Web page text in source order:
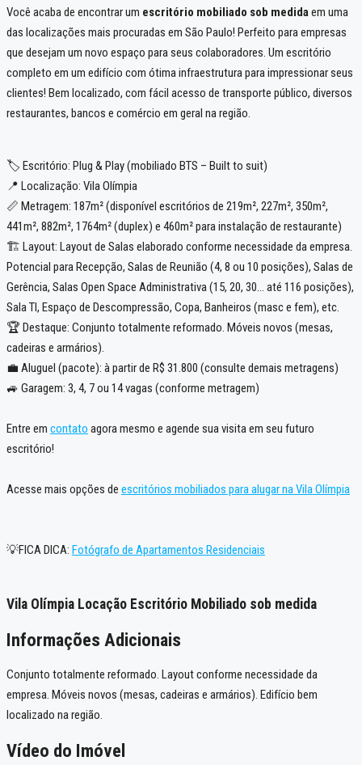
Você acaba de encontrar um escritório mobiliado sob medida em uma
das localizações mais procuradas em São Paulo! Perfeito para empresas
que desejam um novo espaço para seus colaboradores. Um escritório
completo em um edifício com ótima infraestrutura para impressionar seus
clientes! Bem localizado, com fácil acesso de transporte público, diversos
restaurantes, bancos e comércio em geral na região.
🏷️ Escritório: Plug & Play (mobiliado BTS – Built to suit)
📍 Localização: Vila Olímpia
📏 Metragem: 187m² (disponível escritórios de 219m², 227m², 350m²,
441m², 882m², 1764m² (duplex) e 460m² para instalação de restaurante)
🏗️ Layout: Layout de Salas elaborado conforme necessidade da empresa.
Potencial para Recepção, Salas de Reunião (4, 8 ou 10 posições), Salas de
Gerência, Salas Open Space Administrativa (15, 20, 30… até 116 posições),
Sala TI, Espaço de Descompressão, Copa, Banheiros (masc e fem), etc.
🏆 Destaque: Conjunto totalmente reformado. Móveis novos (mesas,
cadeiras e armários).
💼 Aluguel (pacote): à partir de R$ 31.800 (consulte demais metragens)
🚙 Garagem: 3, 4, 7 ou 14 vagas (conforme metragem)
Entre em contato agora mesmo e agende sua visita em seu futuro
escritório!
Acesse mais opções de escritórios mobiliados para alugar na Vila Olímpia
💡FICA DICA: Fotógrafo de Apartamentos Residenciais
Vila Olímpia Locação Escritório Mobiliado sob medida
Informações Adicionais
Conjunto totalmente reformado. Layout conforme necessidade da
empresa. Móveis novos (mesas, cadeiras e armários). Edifício bem
localizado na região.
Vídeo do Imóvel